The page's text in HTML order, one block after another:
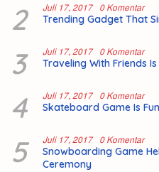
2 Juli 17, 2017 0 Komentar
Trending Gadget That
3 Juli 17, 2017 0 Komentar
Traveling With Friends
4 Juli 17, 2017 0 Komentar
Skateboard Game Is
5 Juli 17, 2017 0 Komentar
Snowboarding Game
Ceremony